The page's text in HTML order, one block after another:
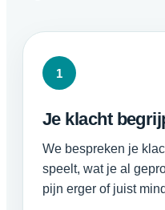
1
Je klacht
We bespreken je
speelt, wat je al
pijn erger of juist